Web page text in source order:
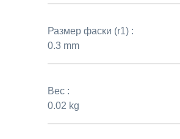
Размер фаски (r1) :
0.3 mm
Вес :
0.02 kg